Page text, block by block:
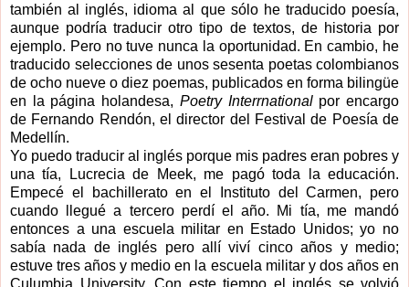
también al inglés, idioma al que sólo he traducido poesía,
aunque podría traducir otro tipo de textos, de historia por
ejemplo. Pero no tuve nunca la oportunidad. En cambio, he
traducido selecciones de unos sesenta poetas colombianos
de ocho nueve o diez poemas, publicados en forma bilingüe
en la página holandesa, Poetry Interrnational por encargo
de Fernando Rendón, el director del Festival de Poesía de
Medellín.
Yo puedo traducir al inglés porque mis padres eran pobres y
una tía, Lucrecia de Meek, me pagó toda la educación.
Empecé el bachillerato en el Instituto del Carmen, pero
cuando llegué a tercero perdí el año. Mi tía, me mandó
entonces a una escuela militar en Estado Unidos; yo no
sabía nada de inglés pero allí viví cinco años y medio;
estuve tres años y medio en la escuela militar y dos años en
Culumbia University. Con este tiempo el inglés se volvió